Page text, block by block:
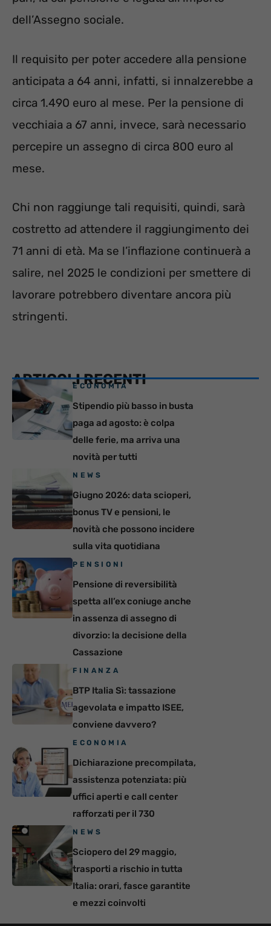
dell’Assegno sociale.
Il requisito per poter accedere alla pensione
anticipata a 64 anni, infatti, si innalzerebbe a
circa 1.490 euro al mese. Per la pensione di
vecchiaia a 67 anni, invece, sarà necessario
percepire un assegno di circa 800 euro al
mese.
Chi non raggiunge tali requisiti, quindi, sarà
costretto ad attendere il raggiungimento dei
71 anni di età. Ma se l’inflazione continuerà a
salire, nel 2025 le condizioni per smettere di
lavorare potrebbero diventare ancora più
stringenti.
ARTICOLI RECENTI
ECONOMIA
Stipendio più basso in busta
paga ad agosto: è colpa
delle ferie, ma arriva una
novità per tutti
NEWS
Giugno 2026: data scioperi,
bonus TV e pensioni, le
novità che possono incidere
sulla vita quotidiana
PENSIONI
Pensione di reversibilità
spetta all’ex coniuge anche
in assenza di assegno di
divorzio: la decisione della
Cassazione
FINANZA
BTP Italia Sì: tassazione
agevolata e impatto ISEE,
conviene davvero?
ECONOMIA
Dichiarazione precompilata,
assistenza potenziata: più
uffici aperti e call center
rafforzati per il 730
NEWS
Sciopero del 29 maggio,
trasporti a rischio in tutta
Italia: orari, fasce garantite
e mezzi coinvolti